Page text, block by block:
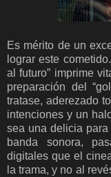
Es mérito de un
lograr este
al futuro” imprime
preparación del
tratase, aderezado
intenciones y un
sea una delicia
banda sonora,
digitales que el
la trama, y no al